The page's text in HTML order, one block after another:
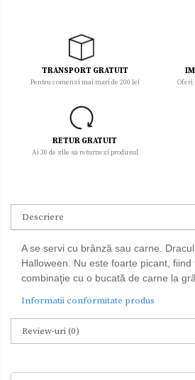
TRANSPORT GRATUIT
Pentru comenzi mai mari de 200 lei Oferi
RETUR GRATUIT
Ai 30 de zile sa returnezi produsul
Descriere
A se servi cu brânză sau carne.
Halloween. Nu este foarte picant,
combinaţie cu o bucată de carne la
Informatii conformitate produs
Review-uri(0)